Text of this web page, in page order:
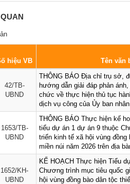
hiệu VB Tên văn
42/TB-
UBND
THÔNG BÁO Địa chỉ trụ sở,
hướng dẫn giải đáp phản
chức về thực hiện thủ tục
dịch vụ công của Ủy ban
1653/TB-
UBND
THÔNG BÁO Thực hiện kế
tiểu dự án 1 dự án 9 thuộc
triển kinh tế xã hội vùng đồng
miền núi năm 2026 trên địa
1652/KH-
UBND
KẾ HOẠCH Thực hiện Tiểu
Chương trình mục tiêu quốc
hội vùng đồng bào dân tộc